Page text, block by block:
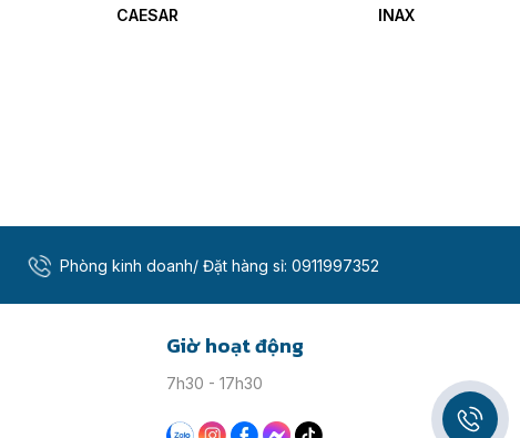
CAESAR INAX
Phòng kinh doanh/ Đặt hàng sỉ: 0911997352
Giờ hoạt động
7h30 - 17h30